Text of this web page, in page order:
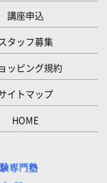
講座申込
スタッフ募集
ッピング規約
イトマップ
HOME